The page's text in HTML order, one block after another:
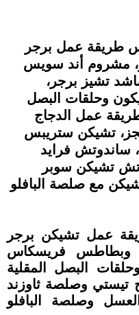
طريقة عمل برجر
مشروم أند سويس
تشيز برجر،
وحلقات البصل
طريقة عمل الدجاج
تشيكن ستريبس
ساندوتش فرايد
تشيكن سوبر
مع صلصة البافلو
عمل تشيكن برجر
وبطاطس فريسكاس
وحلقات البصل المقلية
تيستي وصلصة ثاوزند
وصلصة البافلو